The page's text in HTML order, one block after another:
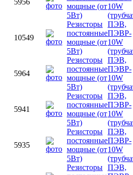
5956
мощные (от
5Вт)
10W
10549
Резисторы
постоянные
мощные (от
5Вт)
ПЭВ,
ПЭВР-
10W
5964
Резисторы
постоянные
мощные (от
5Вт)
ПЭВ,
ПЭВР-
10W
5941
Резисторы
постоянные
мощные (от
5Вт)
ПЭВ,
ПЭВР-
10W
5935
Резисторы
постоянные
мощные (от
5Вт)
ПЭВ,
ПЭВР-
10W
Резисторы ПЭВ,